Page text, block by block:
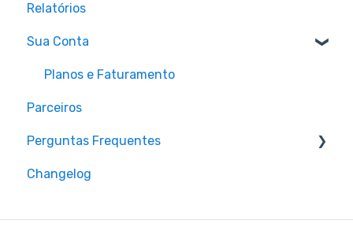
Servidores
Computadores
Smartphones
Navegadores
Geral
Relatórios
Sua Conta
Planos e Faturamento
Parceiros
Perguntas Frequentes
Geral
Changelog